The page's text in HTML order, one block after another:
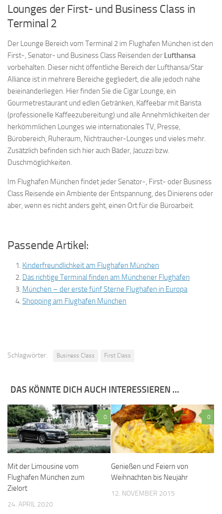
Lounges der First- und Business Class in
Terminal 2
Der Lounge Bereich vom Terminal 2 im Flughafen München ist den
First-, Senator- und Business Class Reisenden der Lufthansa
vorbehalten. Dieser nicht öffentliche Bereich der Lufthansa/Star
Alliance ist in mehrere Bereiche gegliedert, die alle jedoch nahe
beieinanderliegen. Hier finden Sie die Cigar Lounge, ein
Gourmetrestaurant und edlen Getränken, Kaffeebar mit Barista
(professionelle Kaffeezubereitung) und alle Annehmlichkeiten der
herkömmlichen Lounges wie internationales TV, Presse,
Bürobereich, Ruheraum, Nichtraucher-Lounges und vieles mehr.
Zusätzlich befinden sich hier auch Bäder, Jacuzzi bzw.
Duschmöglichkeiten.
Im Flughafen München findet jeder Senator-, First- oder Business
Class Reisende ein Ambiente der Entspannung, des Dinierens oder
aber, wenn es nicht anders geht, einen Ort für die Büroarbeit.
Passende Artikel:
Kinderfreundlichkeit am Flughafen München
Das richtige Terminal finden am Münchener Flughafen
München – der erste fünf Sterne Flughafen in Europa
Shopping am Flughafen München
Schlagwörter: Business Class First Class
DAS KÖNNTE DICH AUCH INTERESSIEREN …
0
Mit der Limousine vom
Flughafen München zum
Zielort
24. APRIL 2020
0
Genießen und Feiern von
Weihnachten bis Neujahr
12. NOVEMBER 2015